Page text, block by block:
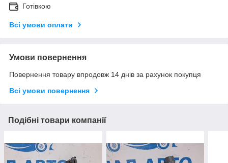
Готівкою
Всі умови оплати
Умови повернення
Повернення товару впродовж 14 днів за рахунок покупця
Всі умови повернення
Подібні товари компанії